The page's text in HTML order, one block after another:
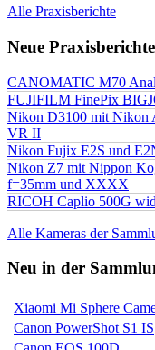
Alle Praxisberichte
Neue Praxisberichte
CANOMATIC M70
FUJIFILM FinePix
Nikon D3100 mit Nikon
VR II
Nikon Fujix E2S und
Nikon Z7 mit Nippon
f=35mm und XXXX
RICOH Caplio 500G
Alle Kameras der
Neu in der
Xiaomi Mi Sphere
Canon PowerShot S1 IS